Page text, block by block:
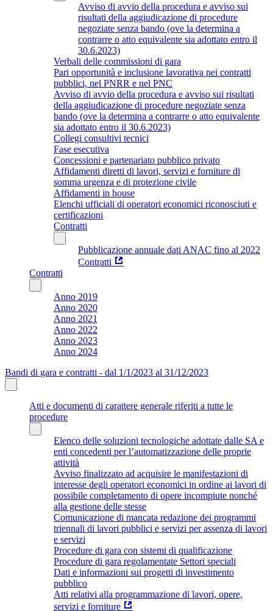
Avviso di avvio della procedura e avviso sui
risultati della aggiudicazione di procedure
negoziate senza bando (ove la determina a
contrarre o atto equivalente sia adottato entro il
30.6.2023)
Verbali delle commissioni di gara
Pari opportunità e inclusione lavorativa nei contratti
pubblici, nel PNRR e nel PNC
Avviso di avvio della procedura e avviso sui risultati
della aggiudicazione di procedure negoziate senza
bando (ove la determina a contrarre o atto equivalente
sia adottato entro il 30.6.2023)
Collegi consultivi tecnici
Fase esecutiva
Concessioni e partenariato pubblico privato
Affidamenti diretti di lavori, servizi e forniture di
somma urgenza e di protezione civile
Affidamenti in house
Elenchi ufficiali di operatori economici riconosciuti e
certificazioni
Contratti
Pubblicazione annuale dati ANAC fino al 2022
Contratti
Contratti
Anno 2019
Anno 2020
Anno 2021
Anno 2022
Anno 2023
Anno 2024
Bandi di gara e contratti - dal 1/1/2023 al 31/12/2023
Atti e documenti di carattere generale riferiti a tutte le
procedure
Elenco delle soluzioni tecnologiche adottate dalle SA e
enti concedenti per l’automatizzazione delle proprie
attività
Avviso finalizzato ad acquisire le manifestazioni di
interesse degli operatori economici in ordine ai lavori di
possibile completamento di opere incompiute nonché
alla gestione delle stesse
Comunicazione di mancata redazione dei programmi
triennali di lavori pubblici e servizi per assenza di lavori
e servizi
Procedure di gara con sistemi di qualificazione
Procedure di gara regolamentate Settori speciali
Dati e informazioni sui progetti di investimento
pubblico
Atti relativi alla programmazione di lavori, opere,
servizi e forniture